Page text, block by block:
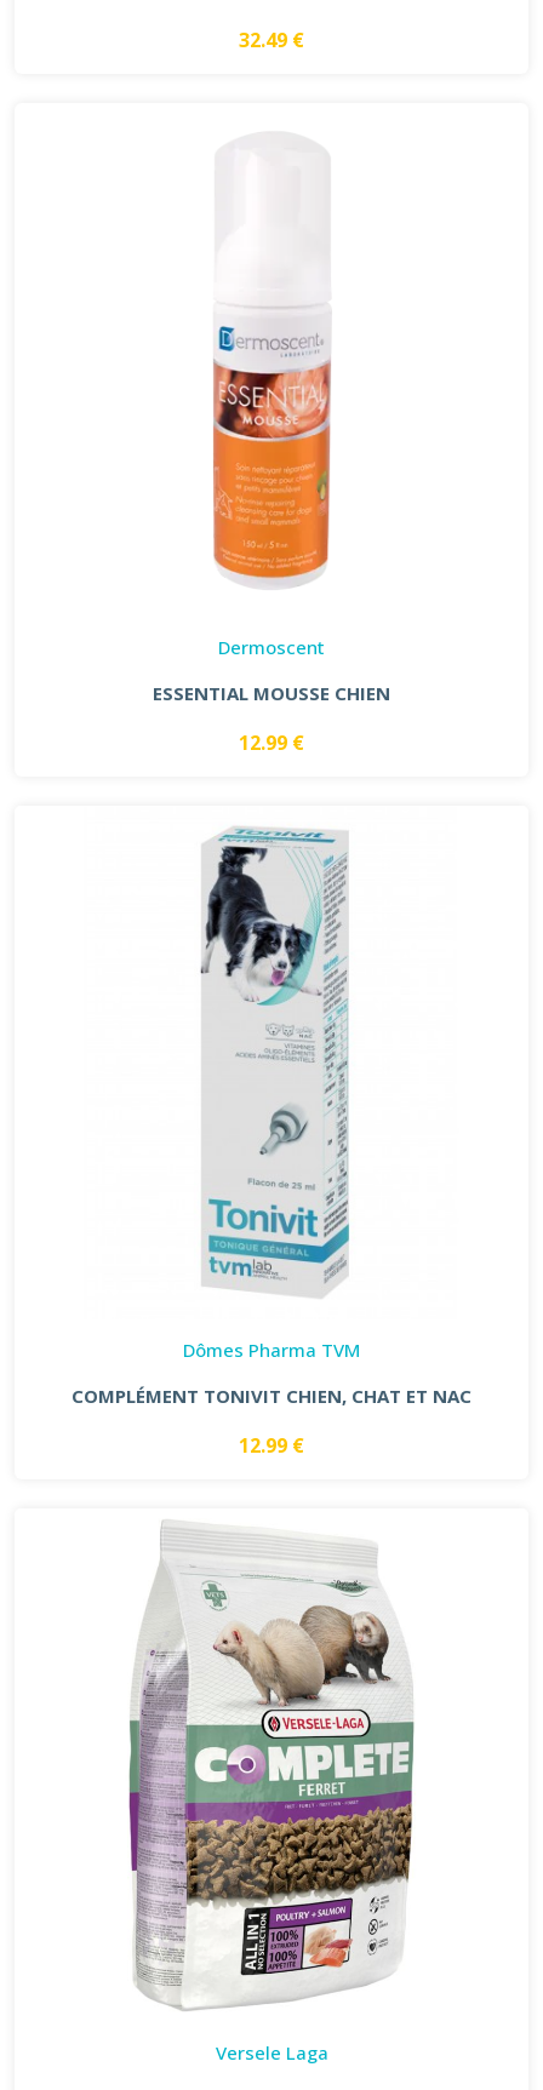
32.49 €
Dermoscent
ESSENTIAL MOUSSE CHIEN
12.99 €
Dômes Pharma TVM
COMPLÉMENT TONIVIT CHIEN, CHAT ET NAC
12.99 €
Versele Laga